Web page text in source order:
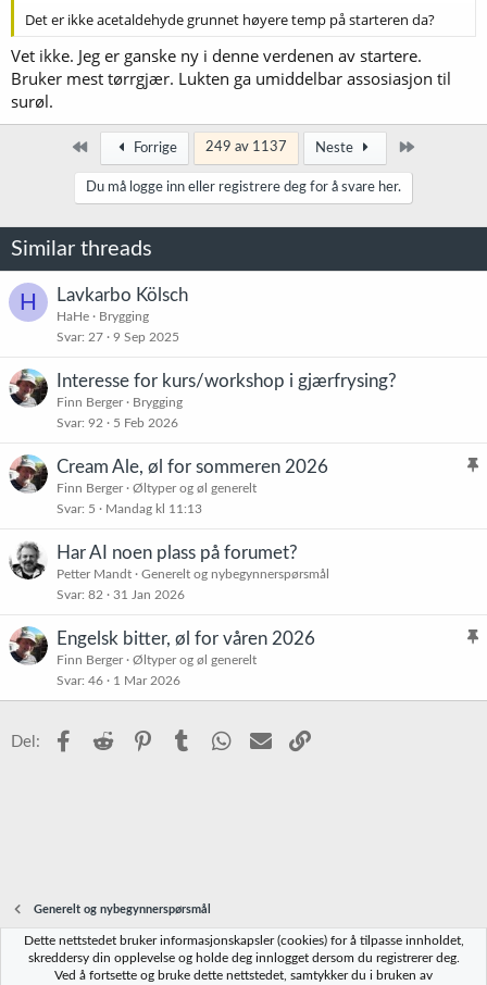
Det er ikke acetaldehyde grunnet høyere temp på starteren da?
Vet ikke. Jeg er ganske ny i denne verdenen av startere.
Bruker mest tørrgjær. Lukten ga umiddelbar assosiasjon til
surøl.
Først Forrige 249 av 1137 Neste
Du må logge inn eller registrere deg for å svare her.
Similar threads
H Lavkarbo Kölsch
HaHe
Brygging
Svar 27 9 Sep 2025
Interesse for kurs/workshop i gjærfrysing?
Finn Berger
Brygging
Svar 92 5 Feb 2026
K
Cream Ale, øl for sommeren 2026
Finn Berger
Øltyper og øl generelt
Svar 5 Mandag kl 11:13
Har AI noen plass på forumet?
Petter Mandt
Generelt og nybegynnerspørsmål
Svar 82 31 Jan 2026
K
s
Engelsk bitter, øl for våren 2026
Finn Berger
Øltyper og øl generelt
Svar 46 1 Mar 2026
Del: Facebook
Reddit PinterestTumblr WhatsApp
E-post
Generelt og nybegynnerspørsmål
Norbrygg-default
Dette nettstedet bruker informasjonskapsler (cookies) for å tilpasse innholdet,
skreddersy din opplevelse og holde deg innlogget dersom du registrerer deg.
Ved å fortsette og bruke dette nettstedet, samtykker du i bruken av